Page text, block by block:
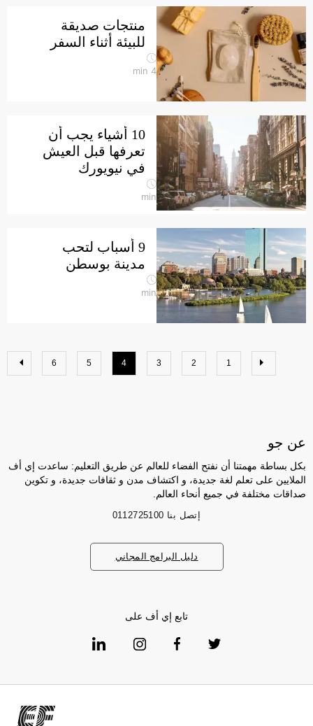
منتجات صديقة
للبيئة أثناء السفر
4
min
10 أشياء يجب أن
تعرفها قبل العيش
في نيويورك
min
9 أسباب لتحب
مدينة بوسطن
min
1
2
3
4
5
6
عن جو
بكل بساطة مهمتنا أن نفتح الفضاء للعالم عن طريق التعليم: ساعدت إي أف
الملايين على تعلم لغة جديدة، و اكتشاف مدن و ثقافات جديدة، و تكوين
صداقات مختلفة في جميع أنحاء العالم.
إتصل بنا 0112725100
دليل البرامج المجاني
تابع إي أف على